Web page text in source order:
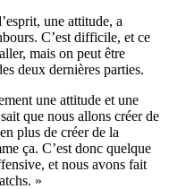
une attitude, a
C’est difficile, et ce
mais on peut être
deux dernières parties.
une attitude et une
que nous allons créer de
plus de créer de la
ça. C’est donc quelque
et nous avons fait
»